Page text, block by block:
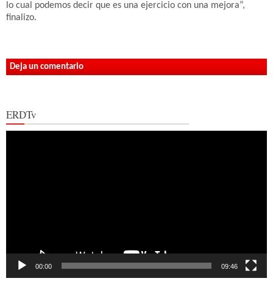
lo cual podemos decir que es una ejercicio con una mejora”,
finalizo.
Deja un comentario
ERDTv
00:00 09:46